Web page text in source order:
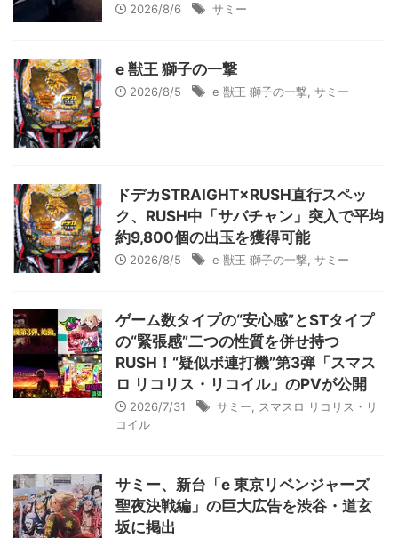
2026/8/6 サミー
e 獣王 獅子の一撃
2026/8/5 e 獣王 獅子の一撃 サミー
ドデカSTRAIGHT×RUSH直行スペッ
ク、RUSH中「サバチャン」突入で平均
約9,800個の出玉を獲得可能
2026/8/5 e 獣王 獅子の一撃 サミー
ゲーム数タイプの“安心感”とSTタイプ
の“緊張感”二つの性質を併せ持つ
RUSH！“疑似ボ連打機”第3弾「スマス
ロ リコリス・リコイル」のPVが公開
2026/7/31 サミー
スマスロ リコリス・リ
コイル
サミー、新台「e 東京リベンジャーズ
聖夜決戦編」の巨大広告を渋谷・道玄
坂に掲出